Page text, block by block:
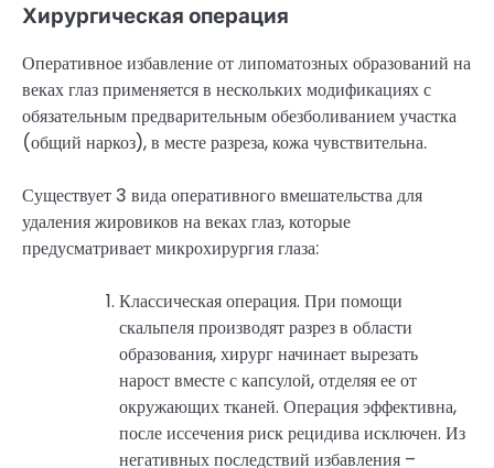
Хирургическая операция
Оперативное избавление от липоматозных образований на
веках глаз применяется в нескольких модификациях с
обязательным предварительным обезболиванием участка
(общий наркоз), в месте разреза, кожа чувствительна.
Существует 3 вида оперативного вмешательства для
удаления жировиков на веках глаз, которые
предусматривает микрохирургия глаза:
Классическая операция. При помощи
скальпеля производят разрез в области
образования, хирург начинает вырезать
нарост вместе с капсулой, отделяя ее от
окружающих тканей. Операция эффективна,
после иссечения риск рецидива исключен. Из
негативных последствий избавления –